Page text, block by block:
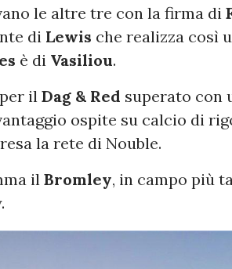
le altre tre con la firma di
di Lewis che realizza così
è di Vasiliou.
il Dag & Red superato con
ospite su calcio di
la rete di Nouble.
il Bromley, in campo più